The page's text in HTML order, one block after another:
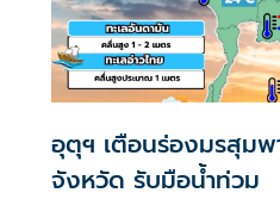
อุตุฯ เตือนร่องมรสุม
จังหวัด รับมือน้ำท่วม